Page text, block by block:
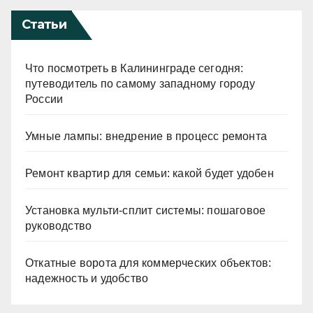
Статьи
Что посмотреть в Калининграде сегодня:
путеводитель по самому западному городу
России
Умные лампы: внедрение в процесс ремонта
Ремонт квартир для семьи: какой будет удобен
Установка мульти-сплит системы: пошаговое
руководство
Откатные ворота для коммерческих объектов:
надежность и удобство